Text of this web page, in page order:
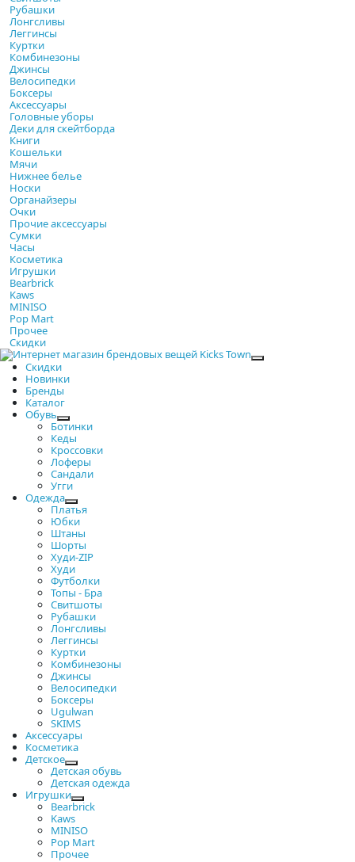
Рубашки
Лонгсливы
Леггинсы
Куртки
Комбинезоны
Джинсы
Велосипедки
Боксеры
Аксессуары
Головные уборы
Деки для скейтборда
Книги
Кошельки
Мячи
Нижнее белье
Носки
Органайзеры
Очки
Прочие аксессуары
Сумки
Часы
Косметика
Игрушки
Bearbrick
Kaws
MINISO
Pop Mart
Прочее
Скидки
Закрыть
Скидки
Новинки
Бренды
Каталог
Обувь
Ботинки
Кеды
Кроссовки
Лоферы
Сандали
Угги
Одежда
Платья
Юбки
Штаны
Шорты
Худи-ZIP
Худи
Футболки
Топы - Бра
Свитшоты
Рубашки
Лонгсливы
Леггинсы
Куртки
Комбинезоны
Джинсы
Велосипедки
Боксеры
Ugulwan
SKIMS
Аксессуары
Косметика
Детское
Детская обувь
Детская одежда
Игрушки
Bearbrick
Kaws
MINISO
Pop Mart
Прочее